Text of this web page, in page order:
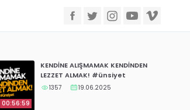
00:56:59
KENDİNE ALIŞMAMAK KENDİNDEN
LEZZET ALMAK! #ünsiyet
1357 19.06.2025